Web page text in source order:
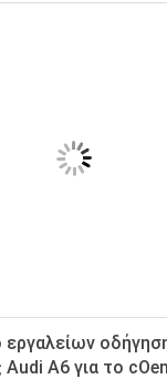
εργαλείων
Audi A6 για το